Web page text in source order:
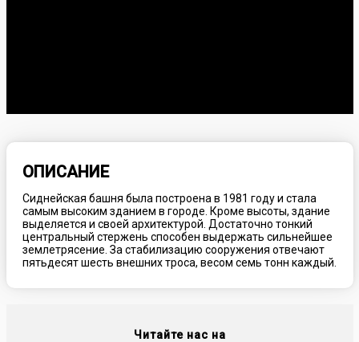
ОПИСАНИЕ
Сиднейская башня была построена в 1981 году и стала
самым высоким зданием в городе. Кроме высоты, здание
выделяется и своей архитектурой. Достаточно тонкий
центральный стержень способен выдержать сильнейшее
землетрясение. За стабилизацию сооружения отвечают
пятьдесят шесть внешних троса, весом семь тонн каждый.
Читайте нас на